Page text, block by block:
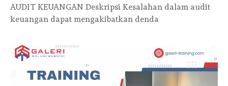
AUDIT KEUANGAN Deskripsi Kesalahan dalam audit
keuangan dapat mengakibatkan denda